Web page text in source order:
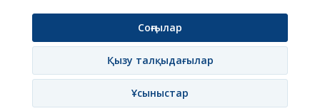
Соңғылар
Қызу талқыдағылар
Ұсыныстар